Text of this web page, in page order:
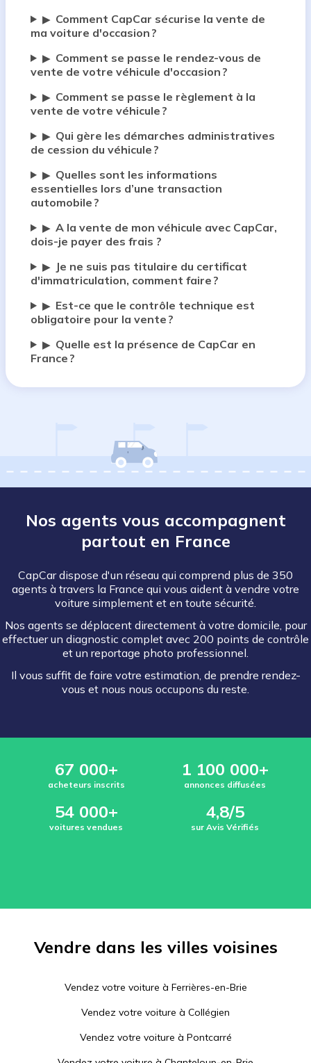
▶ Comment CapCar sécurise la vente de
ma voiture d'occasion ?
▶ Comment se passe le rendez-vous de
vente de votre véhicule d'occasion ?
▶ Comment se passe le règlement à la
vente de votre véhicule ?
▶ Qui gère les démarches administratives
de cession du véhicule ?
▶ Quelles sont les informations
essentielles lors d’une transaction
automobile ?
▶ A la vente de mon véhicule avec CapCar,
dois-je payer des frais ?
▶
Je ne suis pas titulaire du certificat
d'immatriculation, comment faire ?
▶ Est-ce que le contrôle technique est
obligatoire pour la vente ?
▶ Quelle est la présence de CapCar en
France ?
Nos agents vous accompagnent
partout en France
CapCar dispose d'un réseau qui comprend plus de 350
agents à travers la France qui vous aident à vendre votre
voiture simplement et en toute sécurité.
Nos agents se déplacent directement à votre domicile, pour
effectuer un diagnostic complet avec 200 points de contrôle
et un reportage photo professionnel.
Il vous suffit de faire votre estimation, de prendre rendez-
vous et nous nous occupons du reste.
67 000+
acheteurs inscrits
1 100 000+
annonces diffusées
54 000+
voitures vendues
4,8/5
sur Avis Vérifiés
Vendre dans les villes voisines
Vendez votre voiture à Ferrières-en-Brie
Vendez votre voiture à Collégien
Vendez votre voiture à Pontcarré